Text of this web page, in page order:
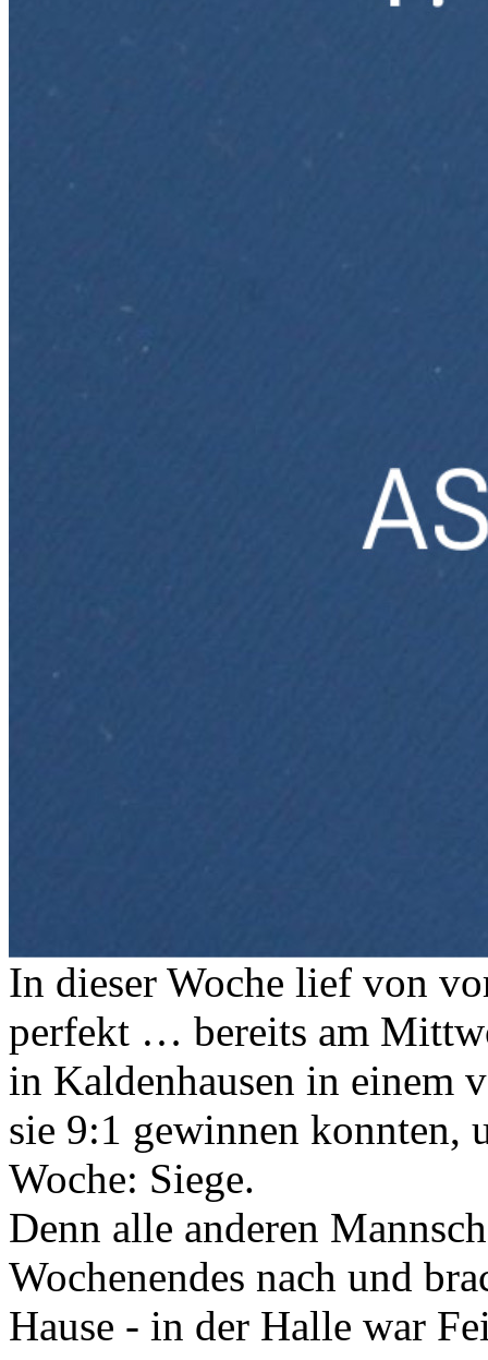
In dieser Woche lief von
perfekt … bereits am
in Kaldenhausen in einem
sie 9:1 gewinnen konnten,
Woche: Siege.
Denn alle anderen
Wochenendes nach und
Hause - in der Halle war